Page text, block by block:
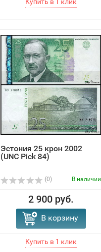
Эстония 25 крон 2002
(UNC Pick 84)
(0) В наличии
2 900 руб.
В корзину